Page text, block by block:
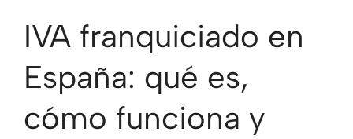
IVA franquiciado en
España: qué es,
cómo funciona y